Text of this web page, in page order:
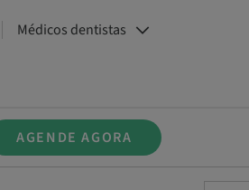
Médicos dentistas
AGENDE AGORA